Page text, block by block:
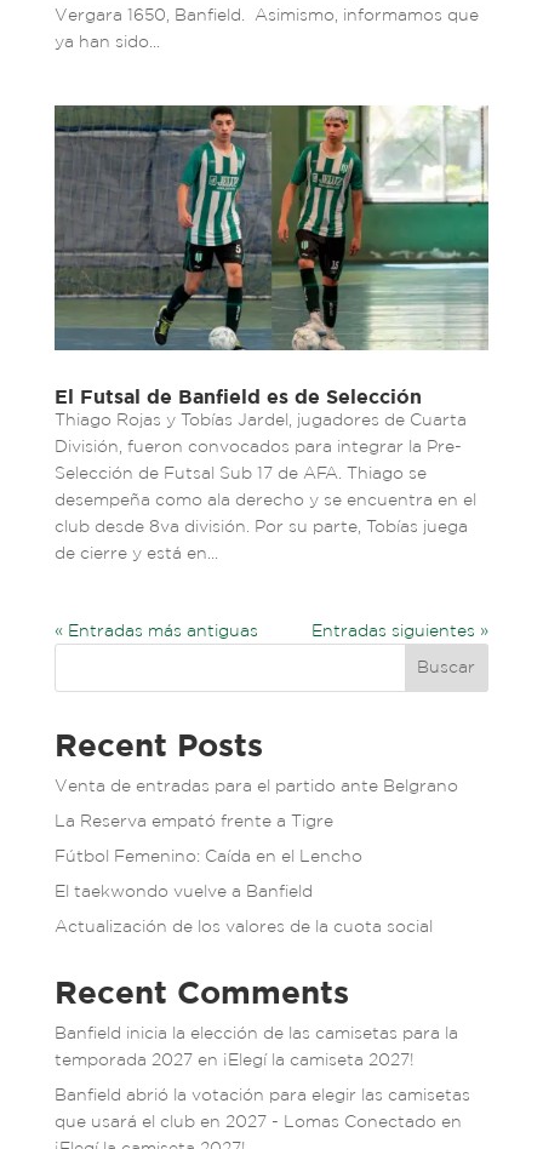
Vergara 1650, Banfield. Asimismo, informamos que
ya han sido...
El Futsal de Banfield es de Selección
Thiago Rojas y Tobías Jardel, jugadores de Cuarta
División, fueron convocados para integrar la Pre-
Selección de Futsal Sub 17 de AFA. Thiago se
desempeña como ala derecho y se encuentra en el
club desde 8va división. Por su parte, Tobías juega
de cierre y está en...
« Entradas más antiguas
Entradas siguientes »
Buscar
Recent Posts
Venta de entradas para el partido ante Belgrano
La Reserva empató frente a Tigre
Fútbol Femenino: Caída en el Lencho
El taekwondo vuelve a Banfield
Actualización de los valores de la cuota social
Recent Comments
Banfield inicia la elección de las camisetas para la
temporada 2027en ¡Elegí la camiseta 2027!
Banfield abrió la votación para elegir las camisetas
que usará el club en 2027 - Lomas Conectado en